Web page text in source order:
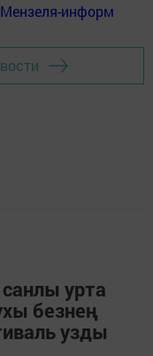
информ
урта
безнең
узды